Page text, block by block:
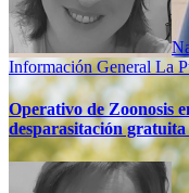
Información GeneralLa
Operativo de Zoonosis
desparasitación gratuita